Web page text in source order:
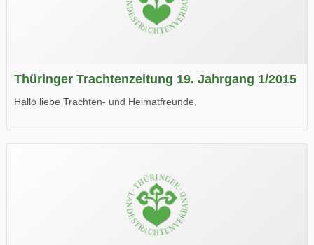
Thüringer Trachtenzeitung 19. Jahrgang 1/2015
Hallo liebe Trachten- und Heimatfreunde,
Wir wünschen Euch viel Spaß beim Lesen.